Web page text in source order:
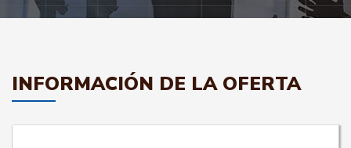
INFORMACIÓN DE LA OFERTA